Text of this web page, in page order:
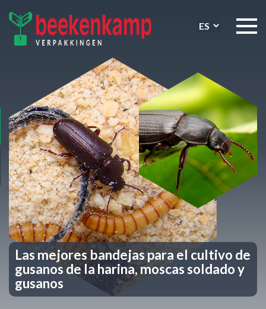
Las mejores bandejas para el cultivo de
gusanos de la harina, moscas soldado y
gusanos
Las mejores bandejas para el cultivo de
gusanos de la harina, moscas soldado y
gusanos